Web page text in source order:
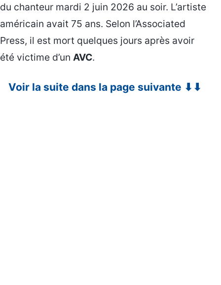
du chanteur mardi 2 juin 2026 au soir. L’artiste
américain avait 75 ans. Selon l’Associated
Press, il est mort quelques jours après avoir
été victime d’un AVC.
Voir la suite dans la page suivante ⬇⬇